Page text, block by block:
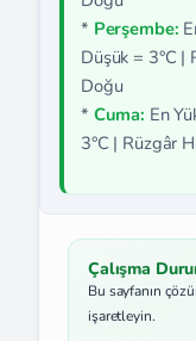
* Perşembe:
Düşük = 3°C |
Doğu
* Cuma: En
3°C | Rüzgâr
Çalışma
Bu sayfanın
işaretleyin.